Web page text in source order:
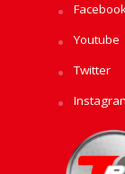
Youtube
Twitter